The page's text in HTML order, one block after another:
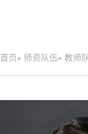
首页 » 师资队伍 » 教师